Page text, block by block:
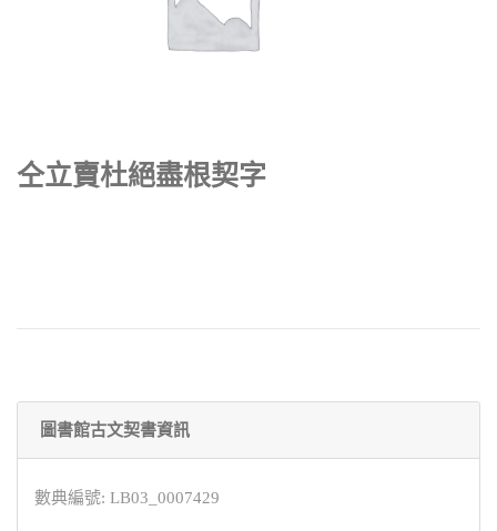
仝立賣杜絕盡根契字
圖書館古文契書資訊
數典編號: LB03_0007429